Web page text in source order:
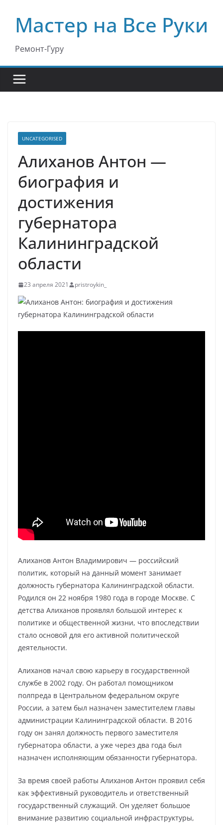
содержимому
Мастер на Все Руки
Ремонт-Гуру
UNCATEGORISED
Алиханов Антон —
биография и
достижения
губернатора
Калининградской
области
23 апреля 2021 pristroykin_
Алиханов Антон Владимирович — российский
политик, который на данный момент занимает
должность губернатора Калининградской области.
Родился он 22 ноября 1980 года в городе Москве. С
детства Алиханов проявлял большой интерес к
политике и общественной жизни, что впоследствии
стало основой для его активной политической
деятельности.
Алиханов начал свою карьеру в государственной
службе в 2002 году. Он работал помощником
полпреда в Центральном федеральном округе
России, а затем был назначен заместителем главы
администрации Калининградской области. В 2016
году он занял должность первого заместителя
губернатора области, а уже через два года был
назначен исполняющим обязанности губернатора.
За время своей работы Алиханов Антон проявил себя
как эффективный руководитель и ответственный
государственный служащий. Он уделяет большое
внимание развитию социальной инфраструктуры,